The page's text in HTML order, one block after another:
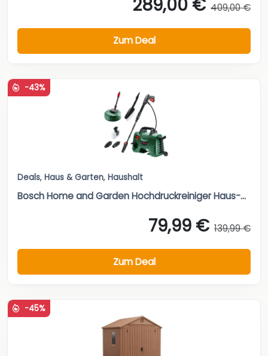
289,00 € 409,00 €
Zum Deal
-43%
Deals, Haus & Garten, Haushalt
Bosch Home and Garden Hochdruckreiniger Haus-...
79,99 € 139,99 €
Zum Deal
-45%